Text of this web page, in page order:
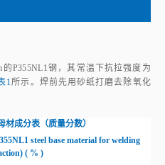
的P355NL1钢，其常温下抗拉强度为
1所示。焊前先用砂纸打磨去除氧化
材成分表（质量分数）
steel base material for welding
( % )